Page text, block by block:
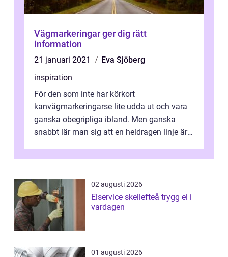
Vägmarkeringar ger dig rätt
information
21 januari 2021
Eva Sjöberg
inspiration
För den som inte har körkort
kanvägmarkeringarse lite udda ut och vara
ganska obegripliga ibland. Men ganska
snabbt lär man sig att en heldragen linje är
m...
02 augusti 2026
Elservice skellefteå trygg el i
vardagen
01 augusti 2026